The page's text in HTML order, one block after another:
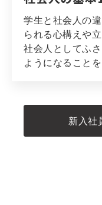
学生と社会人の
られる心構えや
社会人としてふ
ようになることを
新入社